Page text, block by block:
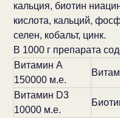
кальция, биотин
кислота, кальций,
селен, кобальт, цинк.
В 1000 г препарата
Витамин A
150000 м.е.
Витамин D3
10000 м.е.